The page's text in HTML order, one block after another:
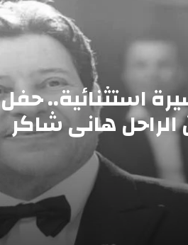
استثنائية.. حفل
الراحل هاني شاكر